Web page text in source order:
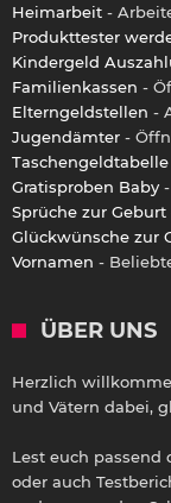
Heimarbeit -
Produkttester
Kindergeld
Familienkassen -
Elterngeldstellen -
Jugendämter -
Taschengeldtabelle
Gratisproben Baby
Sprüche zur Geburt
Glückwünsche zur
Vornamen -
ÜBER UNS
Herzlich
und Vätern dabei,
Lest euch passend
oder auch